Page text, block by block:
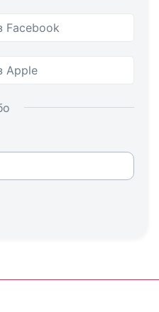
Facebook
Apple